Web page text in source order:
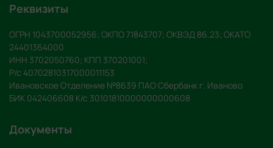
Реквизиты
ОГРН 1043700052956; ОКПО 71843707; ОКВЭД 86.23; ОКАТО
24401364000
ИНН 3702050760; КПП 370201001;
Р/с 40702810317000011153
Ивановское Отделение №8639 ПАО Сбербанк г. Иваново
БИК 042406608 К/с 30101810000000000608
Документы